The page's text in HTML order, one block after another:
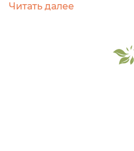
было купить что-то, будь
взгляд упал на неё из-за
бы намекает на
Читать далее